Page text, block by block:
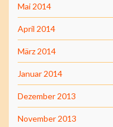
Mai 2014
April 2014
März 2014
Januar 2014
Dezember 2013
November 2013